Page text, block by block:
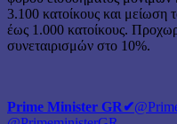
3.100 κατοίκους και
έως 1.000 κατοίκους.
συνεταιρισμών στο 10%.
Prime Minister GR ✔